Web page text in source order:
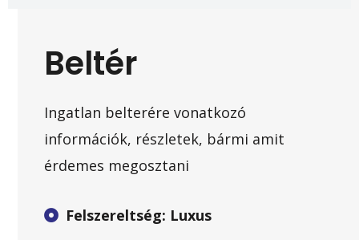
Beltér
Ingatlan belterére vonatkozó
információk, részletek, bármi amit
érdemes megosztani
Felszereltség: Luxus